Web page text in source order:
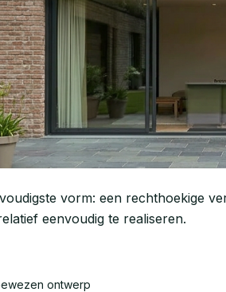
vorm: een rechthoekige
eenvoudig te realiseren.
ontwerp